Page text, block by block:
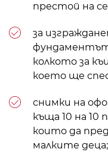
престой на
за
колкото за
което ще
снимки на
къща 10 на 10
които да
малките деца;